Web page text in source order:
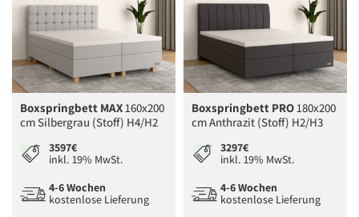
Boxspringbett MAX160x200
cm Silbergrau (Stoff) H4/H2
3597€
inkl. 19% MwSt.
4-6 Wochen
kostenlose Lieferung
Boxspringbett PRO180x200
cm Anthrazit (Stoff) H2/H3
3297€
inkl. 19% MwSt.
4-6 Wochen
kostenlose Lieferung